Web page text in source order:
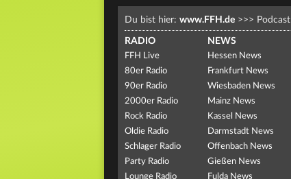
Du bist hier: www.FFH.de >>> Podcast
RADIO
FFH Live
80er Radio
90er Radio
2000er Radio
Rock Radio
Oldie Radio
Schlager Radio
Party Radio
Lounge Radio
NEWS
Hessen News
Frankfurt News
Wiesbaden News
Mainz News
Kassel News
Darmstadt News
Offenbach News
Gießen News
Fulda News